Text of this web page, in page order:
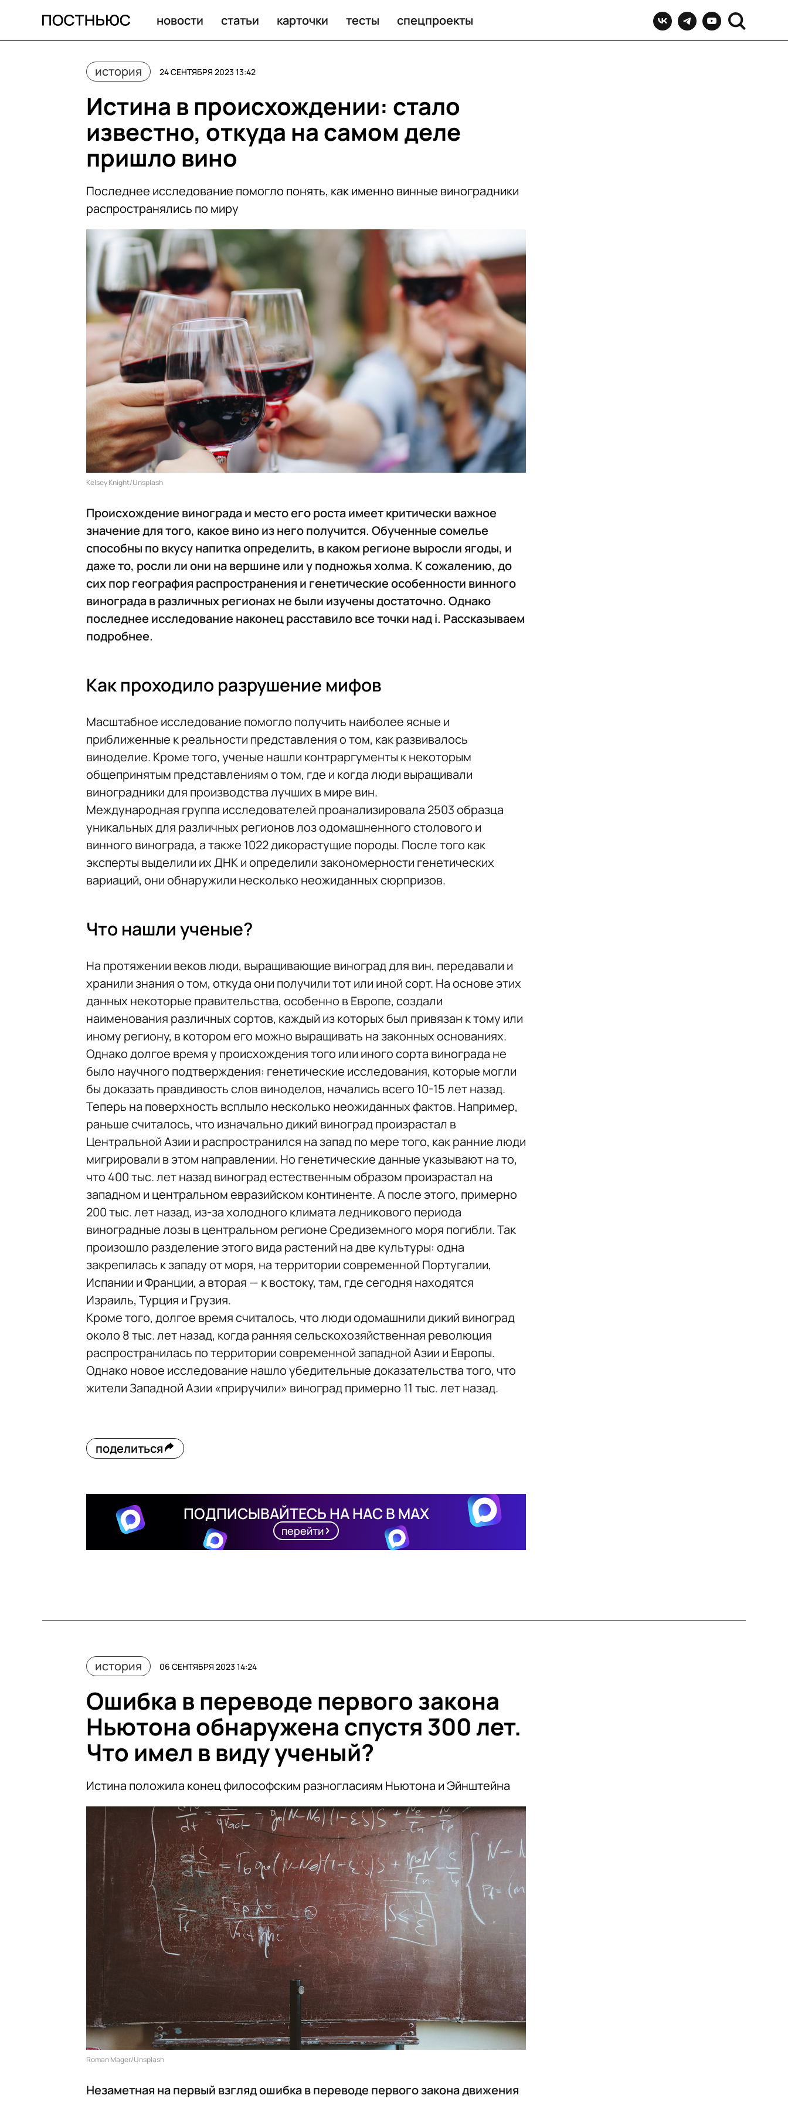
новости статьи карточки тесты спецпроекты
история 24 СЕНТЯБРЯ 2023 13:42
Истина в происхождении: стало
известно, откуда на самом деле
пришло вино
Последнее исследование помогло понять, как именно винные виноградники
распространялись по миру
Kelsey Knight/Unsplash
Происхождение винограда и место его роста имеет критически важное
значение для того, какое вино из него получится. Обученные сомелье
способны по вкусу напитка определить, в каком регионе выросли ягоды, и
даже то, росли ли они на вершине или у подножья холма. К сожалению, до
сих пор география распространения и генетические особенности винного
винограда в различных регионах не были изучены достаточно. Однако
последнее исследование наконец расставило все точки над i. Рассказываем
подробнее.
Как проходило разрушение мифов
Масштабное исследование помогло получить наиболее ясные и
приближенные к реальности представления о том, как развивалось
виноделие. Кроме того, ученые нашли контраргументы к некоторым
общепринятым представлениям о том, где и когда люди выращивали
виноградники для производства лучших в мире вин.
Международная группа исследователей проанализировала 2503 образца
уникальных для различных регионов лоз одомашненного столового и
винного винограда, а также 1022 дикорастущие породы. После того как
эксперты выделили их ДНК и определили закономерности генетических
вариаций, они обнаружили несколько неожиданных сюрпризов.
Что нашли ученые?
На протяжении веков люди, выращивающие виноград для вин, передавали и
хранили знания о том, откуда они получили тот или иной сорт. На основе этих
данных некоторые правительства, особенно в Европе, создали
наименования различных сортов, каждый из которых был привязан к тому или
иному региону, в котором его можно выращивать на законных основаниях.
Однако долгое время у происхождения того или иного сорта винограда не
было научного подтверждения: генетические исследования, которые могли
бы доказать правдивость слов виноделов, начались всего 10-15 лет назад.
Теперь на поверхность всплыло несколько неожиданных фактов. Например,
раньше считалось, что изначально дикий виноград произрастал в
Центральной Азии и распространился на запад по мере того, как ранние люди
мигрировали в этом направлении. Но генетические данные указывают на то,
что 400 тыс. лет назад виноград естественным образом произрастал на
западном и центральном евразийском континенте. А после этого, примерно
200 тыс. лет назад, из-за холодного климата ледникового периода
виноградные лозы в центральном регионе Средиземного моря погибли. Так
произошло разделение этого вида растений на две культуры: одна
закрепилась к западу от моря, на территории современной Португалии,
Испании и Франции, а вторая — к востоку, там, где сегодня находятся
Израиль, Турция и Грузия.
Кроме того, долгое время считалось, что люди одомашнили дикий виноград
около 8 тыс. лет назад, когда ранняя сельскохозяйственная революция
распространилась по территории современной западной Азии и Европы.
Однако новое исследование нашло убедительные доказательства того, что
жители Западной Азии «приручили» виноград примерно 11 тыс. лет назад.
поделиться
ПОДПИСЫВАЙТЕСЬ НА НАС В MAX
перейти
история 06 СЕНТЯБРЯ 2023 14:24
Ошибка в переводе первого закона
Ньютона обнаружена спустя 300 лет.
Что имел в виду ученый?
Истина положила конец философским разногласиям Ньютона и Эйнштейна
Roman Mager/Unsplash
Незаметная на первый взгляд ошибка в переводе первого закона движения